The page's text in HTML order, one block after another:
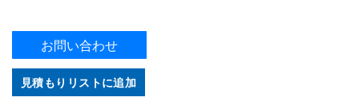
お問い合わせ
見積もりリストに追加